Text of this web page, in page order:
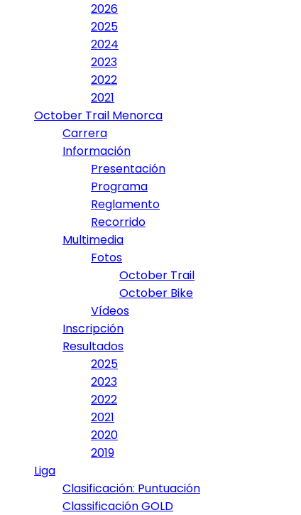
2026
2025
2024
2023
2022
2021
October Trail Menorca
Carrera
Información
Presentación
Programa
Reglamento
Recorrido
Multimedia
Fotos
October Trail
October Bike
Vídeos
Inscripción
Resultados
2025
2023
2022
2021
2020
2019
Liga
Clasificación: Puntuación
Classificación GOLD